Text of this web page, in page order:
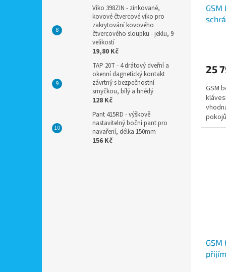
Víko 398ZIN - zinkované,
kovové čtvercové víko pro
zakrytování kovového
čtvercového sloupku - jeklu, 9
velikostí
19,80 Kč
TAP 20T - 4 drátový dveřní a
okenní dagnetický kontakt
závrtný s bezpečnostní
smyčkou, bílý a hnědý
128 Kč
Pant 415RD - výškově
nastavitelný boční pant pro
navaření, délka 150mm
156 Kč
25
GSM
odběr
GSM